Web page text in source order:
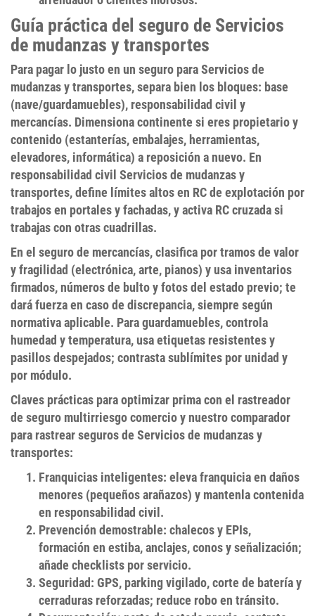
Guía práctica del seguro de Servicios
de mudanzas y transportes
Para pagar lo justo en un seguro para Servicios de
mudanzas y transportes, separa bien los bloques: base
(nave/guardamuebles), responsabilidad civil y
mercancías. Dimensionacontinente si eres propietario y
contenido (estanterías, embalajes, herramientas,
elevadores, informática) a reposición a nuevo. En
responsabilidad civil Servicios de mudanzas y
transportes, define límites altos en RC de explotación por
trabajos en portales y fachadas, y activa RC cruzadasi
trabajas con otras cuadrillas.
En el seguro de mercancías, clasifica por tramos de valor
y fragilidad (electrónica, arte, pianos) y usa inventarios
firmados, números de bulto y fotos del estado previo; te
dará fuerza en caso de discrepancia, siempre según
normativa aplicable. Paraguardamuebles, controla
humedad y temperatura, usa etiquetas resistentes y
pasillos despejados; contrasta sublímites por unidad y
por módulo.
Claves prácticas para optimizar prima con el rastreador
de seguro multirriesgo comercioy nuestro comparador
para rastrear seguros de Servicios de mudanzas y
transportes:
Franquicias inteligentes: eleva franquicia en daños
menores (pequeños arañazos) y mantenla contenida
en responsabilidad civil .
Prevención demostrable: chalecos y EPIs,
formación en estiba, anclajes, conos y señalización;
añade checklists por servicio.
Seguridad: GPS, parking vigilado, corte de batería y
cerraduras reforzadas; reduce roboen tránsito.